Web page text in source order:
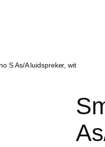
S As/A luidspreker, wit